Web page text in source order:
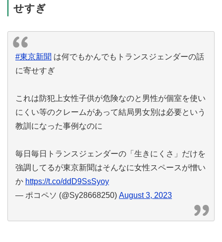
せすぎ
#東京新聞 は何でもかんでもトランスジェンダーの話
に寄せすぎ
これは防犯上女性子供が危険なのと男性が個室を使い
にくい等のクレームがあって結局男女別は必要という
教訓になった事例なのに
毎日毎日トランスジェンダーの「生きにくさ」だけを
強調してるが東京新聞はそんなに女性スペースが憎い
か https://t.co/ddD9SsSyoy
— ポコペソ (@Sy28668250) August 3, 2023